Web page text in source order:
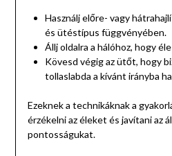
Használj előre- vagy
és ütéstípus függvényében.
Állj oldalra a hálóhoz, hogy
Kövesd végig az ütőt, hogy
tollaslabda a kívánt irányba
Ezeknek a technikáknak a
érzékelni az éleket és javítani az
pontosságukat.